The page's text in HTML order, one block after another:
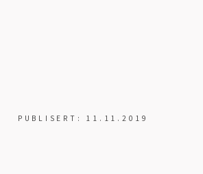
PUBLISERT: 11.11.2019